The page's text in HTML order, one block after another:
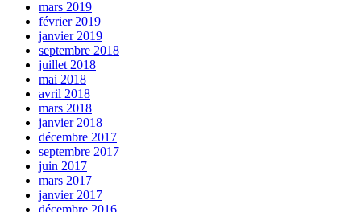
mars 2019
février 2019
janvier 2019
septembre 2018
juillet 2018
mai 2018
avril 2018
mars 2018
janvier 2018
décembre 2017
septembre 2017
juin 2017
mars 2017
janvier 2017